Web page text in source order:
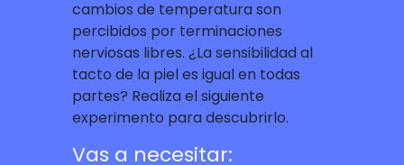
cambios de temperatura son
percibidos por terminaciones
nerviosas libres. ¿La sensibilidad al
tacto de la piel es igual en todas
partes? Realiza el siguiente
experimento para descubrirlo.
Vas a necesitar: